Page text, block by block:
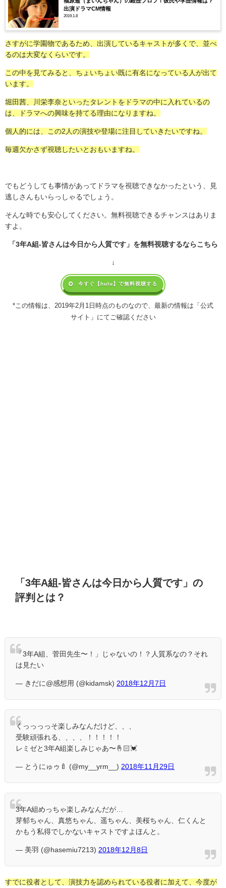
出演ドラマCM情報
2019.1.8
さすがに学園物であるため、出演しているキャストが多くで、並べ
るのは大変なくらいです。
この中を見てみると、ちょいちょい既に有名になっている人が出て
います。
堀田茜、川栄李奈といったタレントをドラマの中に入れているの
は、ドラマへの興味を持てる理由になりますね。
個人的には、この2人の演技や登場に注目していきたいですね。
毎週欠かさず視聴したいとおもいますね。
でもどうしても事情があってドラマを視聴できなかったという、見
逃しさんもいらっしゃるでしょう。
そんな時でも安心してください。無料視聴できるチャンスはありま
すよ。
「3年A組-皆さんは今日から人質です」を無料視聴するならこちら
↓
今すぐ【hulu】で無料視聴する
*この情報は、2019年2月1日時点のものなので、最新の情報は「公式
サイト」にてご確認ください
「 3年A組 -皆さんは今日から人質です」の
評判とは？
「3年A組、菅田先生〜！」じゃないの！？人質系なの？それ
は見たい
— きだに@感想用 (@kidamsk) 2018年12月7日
くっっっっそ楽しみなんだけど、、、
受験頑張れる、、、、！！！！！
レミゼと3年A組楽しみじゃあ〜🤞🏻💓
— とうにゅゥ🍼 (@my__yrm__) 2018年11月29日
3年A組めっちゃ楽しみなんだが…
芽郁ちゃん、真悠ちゃん、遥ちゃん、美桜ちゃん、仁くんと
かもう私得でしかないキャストですよほんと。
— 美羽 (@hasemiu7213) 2018年12月8日
すでに役者として、演技力を認められている役者に加えて、今度が